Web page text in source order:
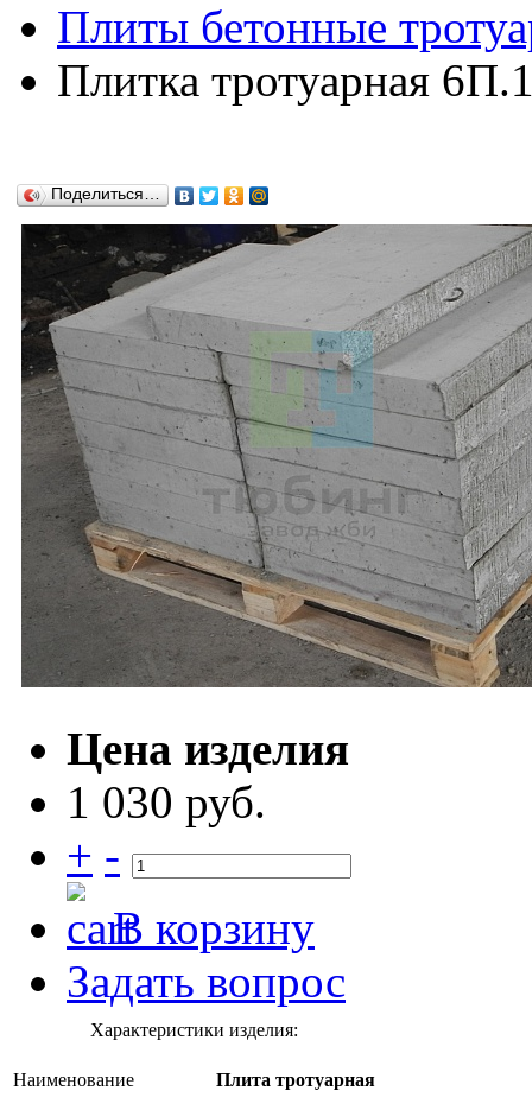
Плиты бетонные
Плитка тротуарная
Поделиться…
Цена изделия
1 030 руб.
+ -
В корзину
Задать вопрос
Характеристики изделия:
Наименование Плита тротуарная